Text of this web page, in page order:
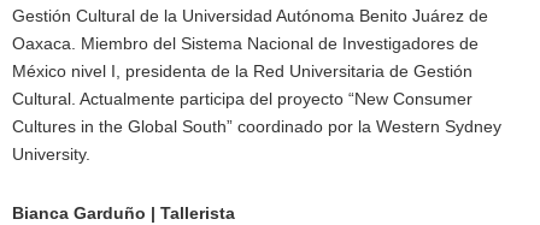
Gestión Cultural de la Universidad Autónoma Benito Juárez de
Oaxaca. Miembro del Sistema Nacional de Investigadores de
México nivel I, presidenta de la Red Universitaria de Gestión
Cultural. Actualmente participa del proyecto “New Consumer
Cultures in the Global South” coordinado por la Western Sydney
University.
Bianca Garduño | Tallerista